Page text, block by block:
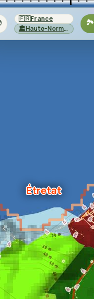
Étretat
🇫🇷France
🏛️
Haute-Normandie
🏞️